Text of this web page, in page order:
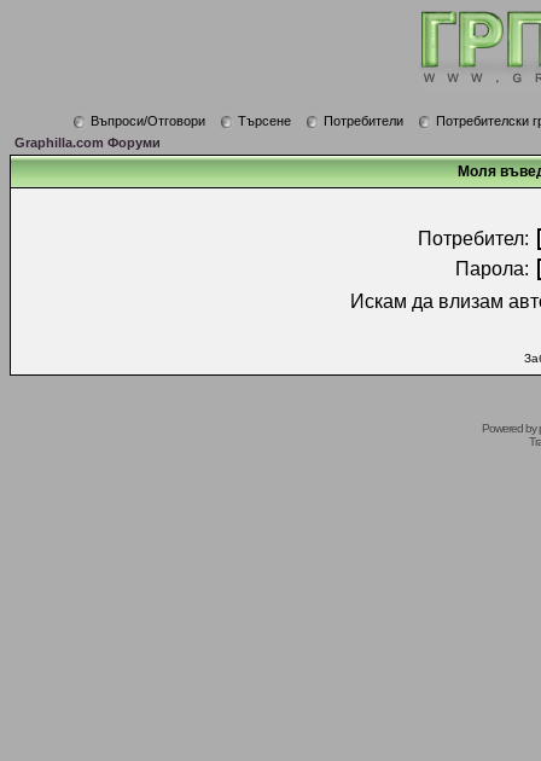
Въпроси/Отговори Търсене Потребители
Потребителски
Graphilla.com Форуми
Моля
Потребител:
Парола:
Искам да влизам
Powered by